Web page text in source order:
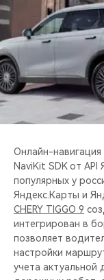
Онлайн-
NaviKit SDK от
популярных у
Яндекс.Карты и
CHERY TIGGO 9
интегрирован в
позволяет
настройки
учета